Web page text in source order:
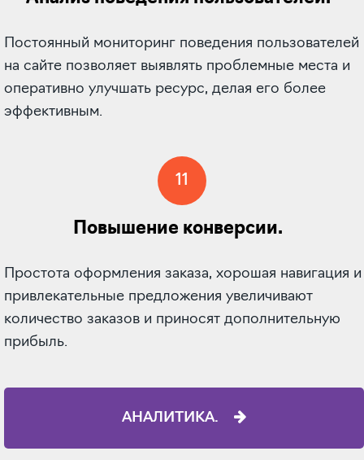
Постоянный мониторинг поведения пользователей
на сайте позволяет выявлять проблемные места и
оперативно улучшать ресурс, делая его более
эффективным.
11
Повышение конверсии.
Простота оформления заказа, хорошая навигация и
привлекательные предложения увеличивают
количество заказов и приносят дополнительную
прибыль.
АНАЛИТИКА.